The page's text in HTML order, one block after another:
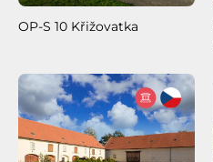
OP-S 10 Křižovatka